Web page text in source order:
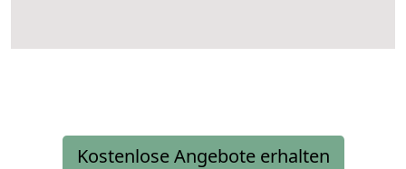
Kostenlose Angebote erhalten